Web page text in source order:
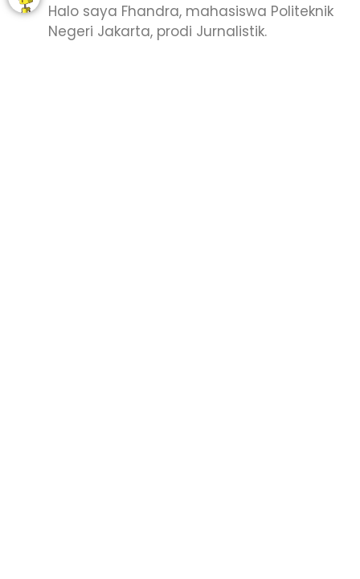
Halo saya Fhandra, mahasiswa Politeknik
Negeri Jakarta, prodi Jurnalistik.